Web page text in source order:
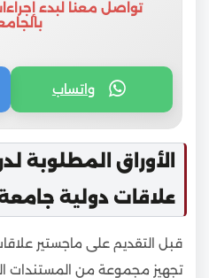
تواصل معنا لبدء
واتساب
الأوراق المطلوبة
علاقات دولية
قبل التقديم على ماجستير
تجهيز مجموعة من المستندات